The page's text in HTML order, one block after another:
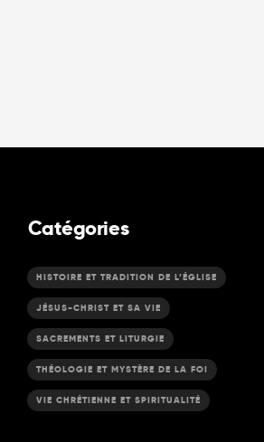
Catégories
HISTOIRE ET TRADITION DE L’ÉGLISE
JÉSUS-CHRIST ET SA VIE
SACREMENTS ET LITURGIE
THÉOLOGIE ET MYSTÈRE DE LA FOI
VIE CHRÉTIENNE ET SPIRITUALITÉ